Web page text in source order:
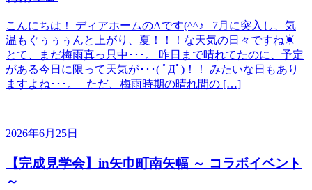
こんにちは！ ディアホームのAです(^^♪ 7月に突入し、気
温もぐぅぅぅんと上がり、夏！！！な天気の日々ですね☀
とて、まだ梅雨真っ只中･･･。 昨日まで晴れてたのに、予定
がある今日に限って天気が･･･( ﾟДﾟ)！！ みたいな日もあり
ますよね･･･。 ただ、梅雨時期の晴れ間の […]
2026年6月25日
【完成見学会】in矢巾町南矢幅 ～ コラボイベント
～